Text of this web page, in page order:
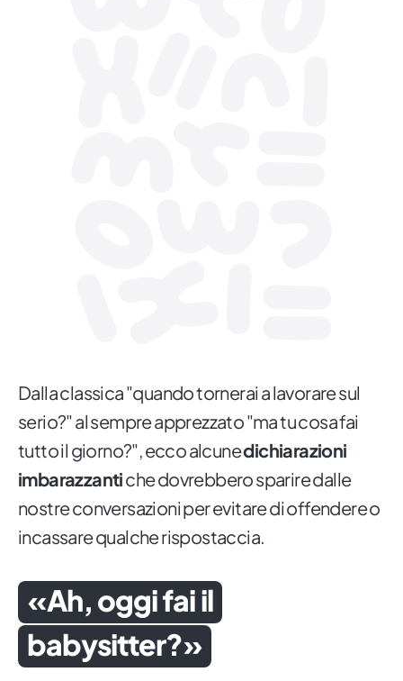
Dalla classica "quando tornerai a lavorare sul
serio?" al sempre apprezzato "ma tu cosa fai
tutto il giorno?", ecco alcunedichiarazioni
imbarazzantiche dovrebbero sparire dalle
nostre conversazioni per evitare di offendere o
incassare qualche rispostaccia.
«Ah, oggi fai il
babysitter?»